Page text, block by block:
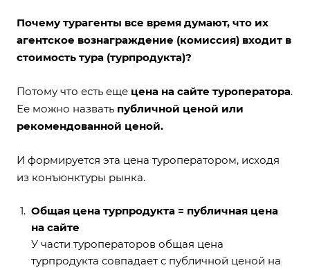
Почему турагенты все время думают, что их
агентское вознаграждение (комиссия) входит в
стоимость тура (турпродукта)?
Потому что есть еще цена на сайте туроператора.
Ее можно назвать публичной ценой или
рекомендованной ценой.
И формируется эта цена туроператором, исходя
из конъюнктуры рынка.
Общая цена турпродукта = публичная цена
на сайте
У части туроператоров общая цена
турпродукта совпадает с публичной ценой на